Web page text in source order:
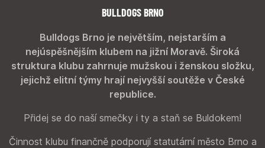
BULLDOGS BRNO
Bulldogs Brno je největším, nejstarším a
nejúspěšnějším klubem na jižní Moravě. Široká
struktura klubu zahrnuje mužskou i ženskou složku,
jejichž elitní týmy hrají nejvyšší soutěže v České
republice.
Přidej se do naší smečky i ty a staň se Buldokem!
Činnost klubu finančně podporují statutární město Brno a